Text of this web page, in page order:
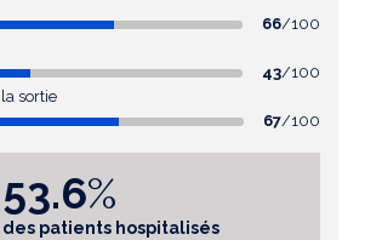
66/100
43/100
sortie
67/100
53.6%
des patients hospitalisés